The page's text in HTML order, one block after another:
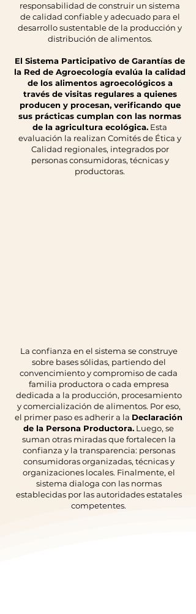
responsabilidad de construir un sistema
de calidad confiable y adecuado para el
desarrollo sustentable de la producción y
distribución de alimentos.
El Sistema Participativo de Garantías de
la Red de Agroecología evalúa la calidad
de los alimentos agroecológicos a
través de visitas regulares a quienes
producen y procesan, verificando que
sus prácticas cumplan con las normas
de la agricultura ecológica. Esta
evaluación la realizan Comités de Ética y
Calidad regionales, integrados por
personas consumidoras, técnicas y
productoras.
La confianza en el sistema se construye
sobre bases sólidas, partiendo del
convencimiento y compromiso de cada
familia productora o cada empresa
dedicada a la producción, procesamiento
y comercialización de alimentos. Por eso,
el primer paso es adherir a la Declaración
de la Persona Productora. Luego, se
suman otras miradas que fortalecen la
confianza y la transparencia: personas
consumidoras organizadas, técnicas y
organizaciones locales. Finalmente, el
sistema dialoga con las normas
establecidas por las autoridades estatales
competentes.